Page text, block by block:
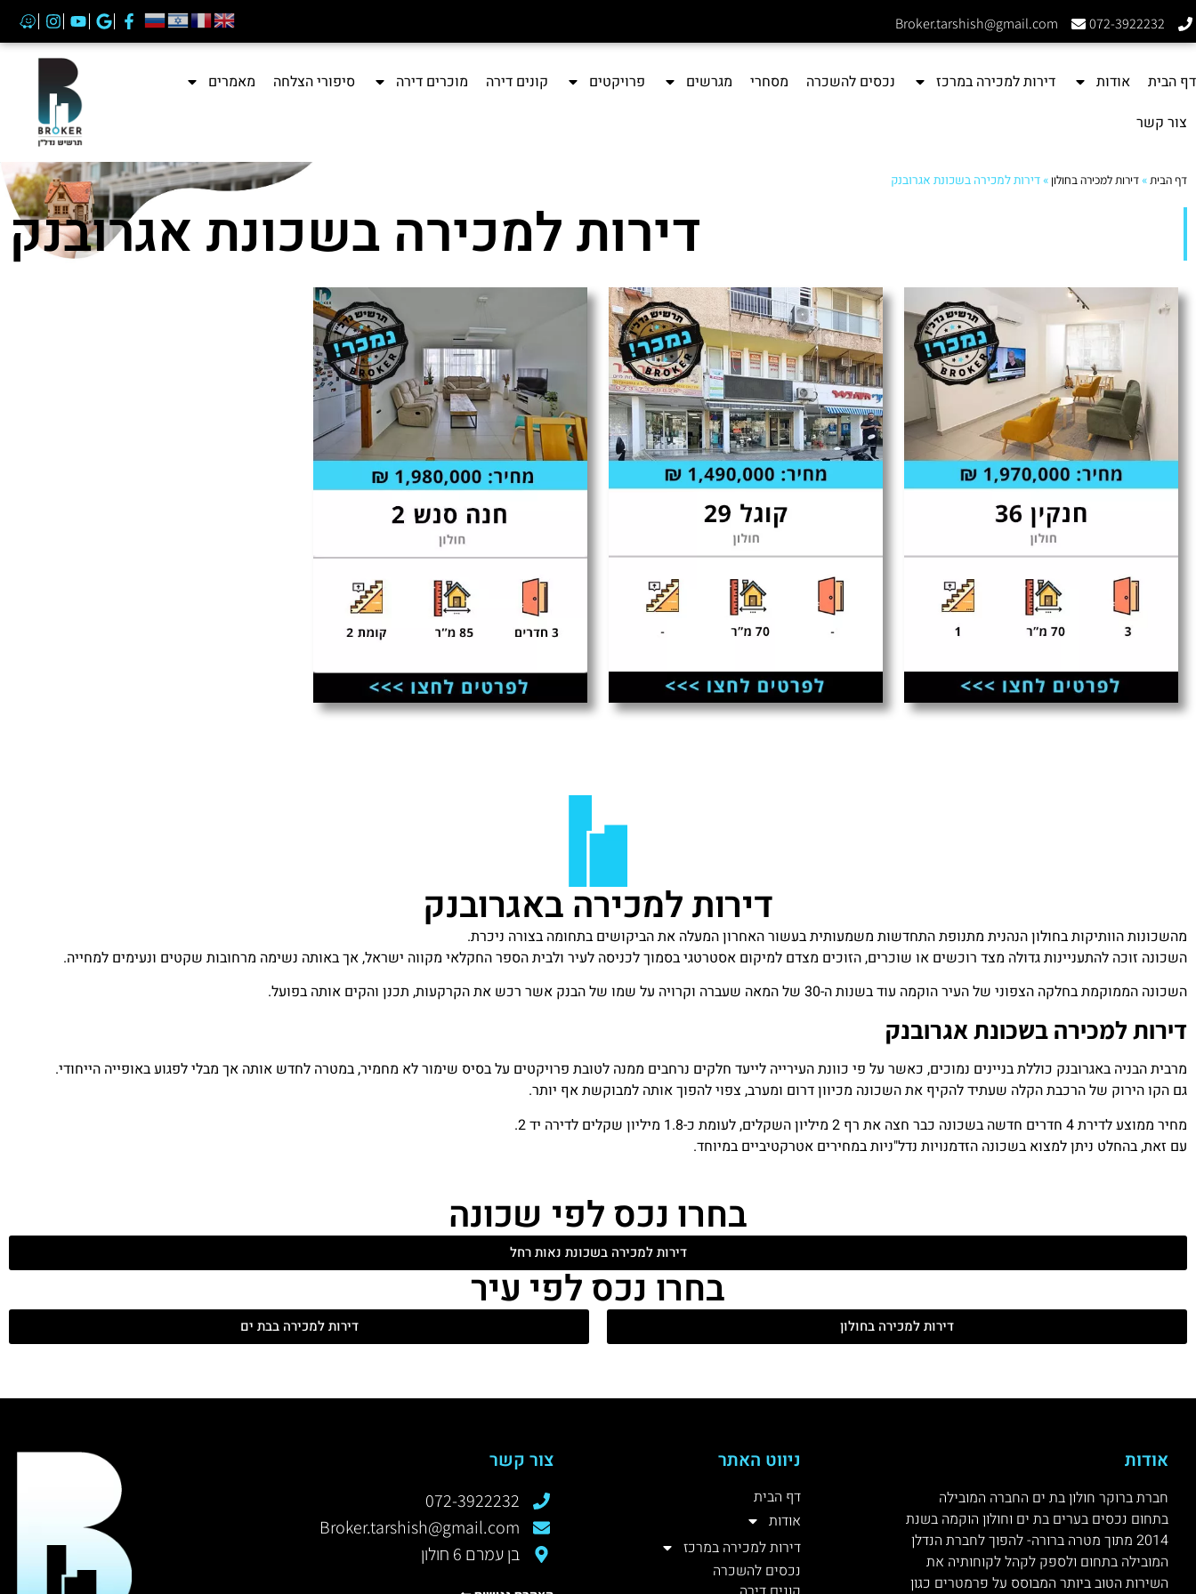
072-3922232
Broker.tarshish@gmail.com
דף הבית אודות דירות למכירה במרכז נכסים להשכרה מסחרי מגרשים פרויקטים קונים דירה מוכרים דירה סיפורי הצלחה
מאמרים
צור קשר
דף הבית»דירות למכירה בחולון »דירות למכירה בשכונת אגרובנק
דירות למכירה בשכונת אגרובנק
דירות למכירה באגרובנק
מהשכונות הוותיקות בחולון הנהנית מתנופת התחדשות משמעותית בעשור האחרון המעלה את הביקושים בתחומה בצורה ניכרת.
השכונה זוכה להתעניינות גדולה מצד רוכשים או שוכרים, הזוכים מצדם למיקום אסטרטגי בסמוך לכניסה לעיר ולבית הספר החקלאי מקווה ישראל, אך באותה נשימה מרחובות שקטים ונעימים למחייה.
השכונה הממוקמת בחלקה הצפוני של העיר הוקמה עוד בשנות ה-30 של המאה שעברה וקרויה על שמו של הבנק אשר רכש את הקרקעות, תכנן והקים אותה בפועל.
דירות למכירה בשכונת אגרובנק
מרבית הבניה באגרובנק כוללת בניינים נמוכים, כאשר על פי כוונת העירייה לייעד חלקים נרחבים ממנה לטובת פרויקטים על בסיס שימור לא מחמיר, במטרה לחדש אותה אך מבלי לפגוע באופייה הייחודי.
גם הקו הירוק של הרכבת הקלה שעתיד להקיף את השכונה מכיוון דרום ומערב, צפוי להפוך אותה למבוקשת אף יותר.
מחיר ממוצע לדירת 4 חדרים חדשה בשכונה כבר חצה את רף 2 מיליון השקלים, לעומת כ-1.8 מיליון שקלים לדירה יד 2.
עם זאת, בהחלט ניתן למצוא בשכונה הזדמנויות נדל"ניות במחירים אטרקטיביים במיוחד.
בחרו נכס לפי שכונה
דירות למכירה בשכונת נאות רחל
בחרו נכס לפי עיר
דירות למכירה בחולון דירות למכירה בבת ים
אודות
חברת ברוקר חולון בת ים החברה המובילה
בתחום נכסים בערים בת ים וחולון הוקמה בשנת
2014 מתוך מטרה ברורה- להפוך לחברת הנדלן
המובילה בתחום ולספק לקהל לקוחותיה את
השירות הטוב ביותר המבוסס על פרמטרים כגון
ניווט האתר
דף הבית
אודות
דירות למכירה במרכז
נכסים להשכרה
צור קשר
072-3922232
Broker.tarshish@gmail.com
בן עמרם 6 חולון